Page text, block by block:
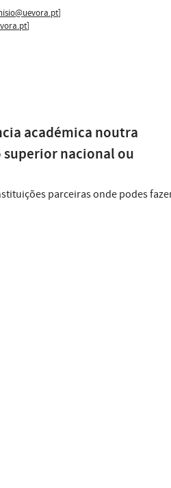
]
]
académica noutra
nacional ou
parceiras onde podes